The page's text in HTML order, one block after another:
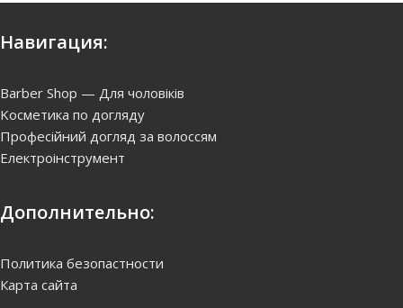
Навигация:
Barber Shop — Для чоловіків
Kосметика по догляду
Професійний догляд за волоссям
Електроінструмент
Дополнительно:
Политика безопастности
Карта сайта